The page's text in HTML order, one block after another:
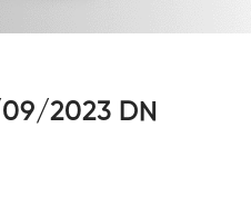
09/2023 DN